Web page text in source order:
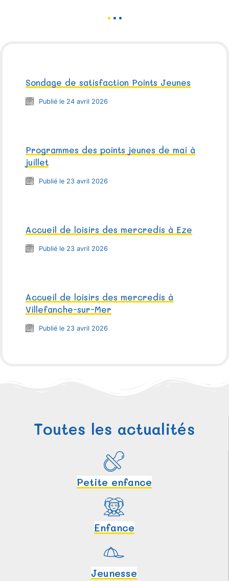
Sondage de satisfaction Points Jeunes
Publié le 24 avril 2026
Programmes des points jeunes de mai à
juillet
Publié le 23 avril 2026
Accueil de loisirs des mercredis à Eze
Publié le 23 avril 2026
Accueil de loisirs des mercredis à
Villefanche-sur-Mer
Publié le 23 avril 2026
Toutes les actualités
Petite enfance
Enfance
Jeunesse